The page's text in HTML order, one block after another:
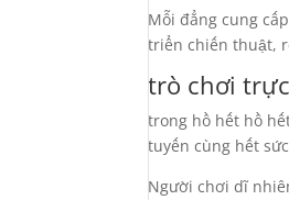
Mỗi đẳng cung
triển chiến thuật,
trò chơi
trong hồ hết hồ
tuyến cùng hết
Người chơi dĩ